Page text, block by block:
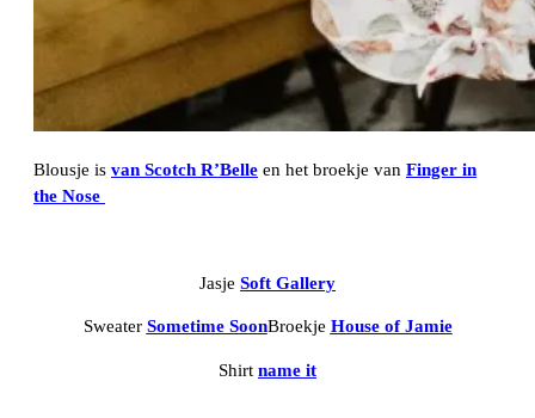
Blousje is van Scotch R’Belle en het broekje van Finger in
the Nose
Jasje Soft Gallery
Sweater Sometime SoonBroekje House of Jamie
Shirt name it